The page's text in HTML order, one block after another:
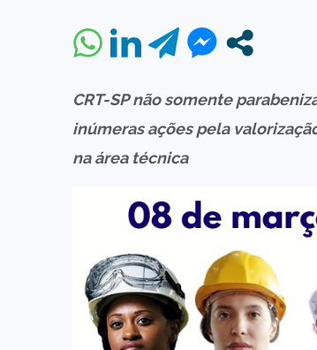
CRT-SP não somente
inúmeras ações pela
na área técnica